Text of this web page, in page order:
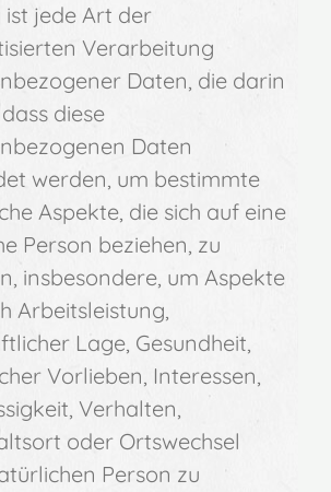
ist jede Art der
Verarbeitung
Daten, die darin
diese
Daten
werden, um bestimmte
Aspekte, die sich auf eine
Person beziehen, zu
insbesondere, um Aspekte
Arbeitsleistung,
Lage, Gesundheit,
Vorlieben, Interessen,
Verhalten,
oder Ortswechsel
Person zu